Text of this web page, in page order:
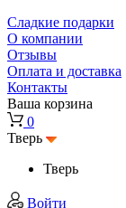
Сладкие подарки
О компании
Отзывы
Оплата и доставка
Контакты
Ваша корзина
0
Тверь
Тверь
Войти